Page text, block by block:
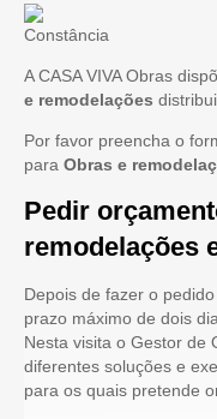
A CASA VIVA Obras
e remodelações
Por favor preencha o
para Obras e
Pedir
remodelações
Depois de fazer o
prazo máximo de dois
Nesta visita o Gestor de
diferentes soluções e
para os quais pretende